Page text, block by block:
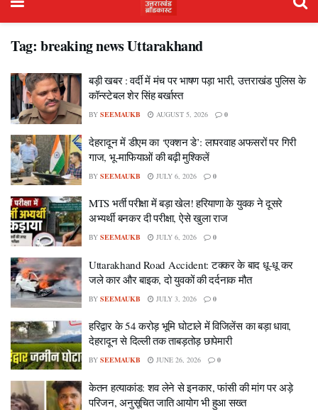
Tag: breaking news Uttarakhand
बड़ी खबर : वर्दी में मंच पर भाषण पड़ा भारी, उत्तराखंड पुलिस के
कॉन्स्टेबल शेर सिंह बर्खास्त
BY SEEMAUKB AUGUST 5, 2026 0
देहरादून में डीएम का ‘एक्शन डे’: लापरवाह अफसरों पर गिरी
गाज, भू-माफियाओं की बढ़ी मुश्किलें
BY SEEMAUKB JULY 6, 2026 0
MTS भर्ती परीक्षा में बड़ा खेल! हरियाणा के युवक ने दूसरे
अभ्यर्थी बनकर दी परीक्षा, ऐसे खुला राज
BY SEEMAUKB JULY 6, 2026 0
Uttarakhand Road Accident: टक्कर के बाद धू-धू कर
जले कार और बाइक, दो युवकों की दर्दनाक मौत
BY SEEMAUKB JULY 3, 2026 0
हरिद्वार के 54 करोड़ भूमि घोटाले में विजिलेंस का बड़ा धावा,
देहरादून से दिल्ली तक ताबड़तोड़ छापेमारी
BY SEEMAUKB JUNE 26, 2026 0
केतन हत्याकांड: शव लेने से इनकार, फांसी की मांग पर अड़े
परिजन, अनुसूचित जाति आयोग भी हुआ सख्त